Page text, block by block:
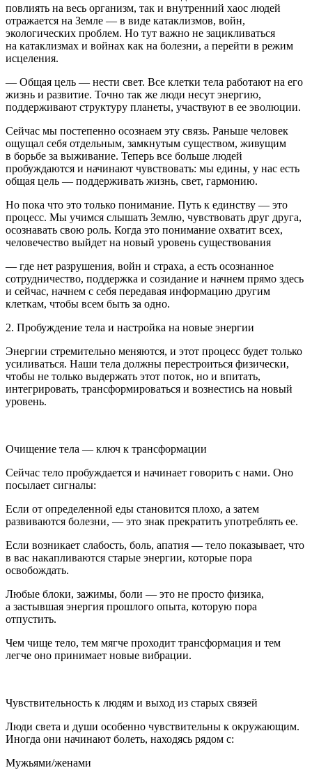
повлиять на весь организм, так и внутренний хаос людей
отражается на Земле — в виде катаклизмов, войн,
экологических проблем. Но тут важно не зацикливаться
на катаклизмах и войнах как на болезни, а перейти в режим
исцеления.
— Общая цель — нести свет. Все клетки тела работают на его
жизнь и развитие. Точно так же люди несут энергию,
поддерживают структуру планеты, участвуют в ее эволюции.
Сейчас мы постепенно осознаем эту связь. Раньше человек
ощущал себя отдельным, замкнутым существом, живущим
в борьбе за выживание. Теперь все больше людей
пробуждаются и начинают чувствовать: мы едины, у нас есть
общая цель — поддерживать жизнь, свет, гармонию.
Но пока что это только понимание. Путь к единству — это
процесс. Мы учимся слышать Землю, чувствовать друг друга,
осознавать свою роль. Когда это понимание охватит всех,
человечество выйдет на новый уровень существования
— где нет разрушения, войн и страха, а есть осознанное
сотрудничество, поддержка и созидание и начнем прямо здесь
и сейчас, начнем с себя передавая информацию другим
клеткам, чтобы всем быть за одно.
2. Пробуждение тела и настройка на новые энергии
Энергии стремительно меняются, и этот процесс будет только
усиливаться. Наши тела должны перестроиться физически,
чтобы не только выдержать этот поток, но и впитать,
интегрировать, трансформироваться и вознестись на новый
уровень.
Очищение тела — ключ к трансформации
Сейчас тело пробуждается и начинает говорить с нами. Оно
посылает сигналы:
Если от определенной еды становится плохо, а затем
развиваются болезни, — это знак прекратить употреблять ее.
Если возникает слабость, боль, апатия — тело показывает, что
в вас накапливаются старые энергии, которые пора
освобождать.
Любые блоки, зажимы, боли — это не просто физика,
а застывшая энергия прошлого опыта, которую пора
отпустить.
Чем чище тело, тем мягче проходит трансформация и тем
легче оно принимает новые вибрации.
Чувствительность к людям и выход из старых связей
Люди света и души особенно чувствительны к окружающим.
Иногда они начинают болеть, находясь рядом с:
Мужьями/женами